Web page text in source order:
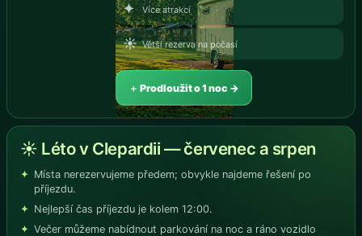
✦ Více atrakcí
☀ Větší rezerva na počasí
＋ Prodloužit o 1 noc →
☀ Léto v Clepardii — červenec a srpen
Místa nerezervujeme předem; obvykle najdeme řešení po
příjezdu.
Nejlepší čas příjezdu je kolem 12:00.
Večer můžeme nabídnout parkování na noc a ráno vozidlo